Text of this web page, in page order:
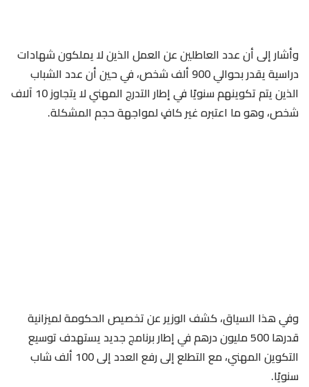
وأشار إلى أن عدد العاطلين عن العمل الذين لا يملكون شهادات
دراسية يقدر بحوالي 900 ألف شخص، في حين أن عدد الشباب
الذين يتم تكوينهم سنويًا في إطار التدرج المهني لا يتجاوز 10 آلاف
شخص، وهو ما اعتبره غير كافٍ لمواجهة حجم المشكلة.
وفي هذا السياق، كشف الوزير عن تخصيص الحكومة لميزانية
قدرها 500 مليون درهم في إطار برنامج جديد يستهدف توسيع
التكوين المهني، مع التطلع إلى رفع العدد إلى 100 ألف شاب
سنويًا.